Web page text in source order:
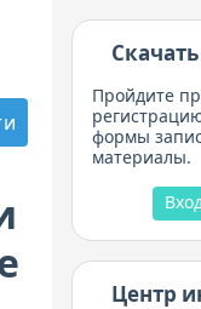
Пройдите
формы
материалы.
Центр